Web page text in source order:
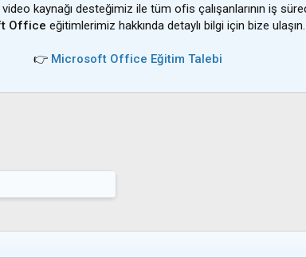
video kaynağı desteğimiz ile tüm ofis çalışanlarının iş
Office eğitimlerimiz hakkında detaylı bilgi için bize ulaşın.
👉 Microsoft Office Eğitim Talebi